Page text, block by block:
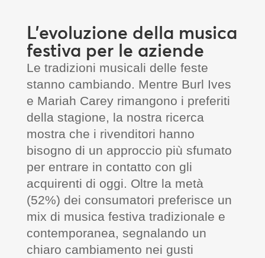
L’evoluzione della musica
festiva per le aziende
Le tradizioni musicali delle feste
stanno cambiando. Mentre Burl Ives
e Mariah Carey rimangono i preferiti
della stagione, la nostra ricerca
mostra che i rivenditori hanno
bisogno di un approccio più sfumato
per entrare in contatto con gli
acquirenti di oggi. Oltre la metà
(52%) dei consumatori preferisce un
mix di musica festiva tradizionale e
contemporanea, segnalando un
chiaro cambiamento nei gusti